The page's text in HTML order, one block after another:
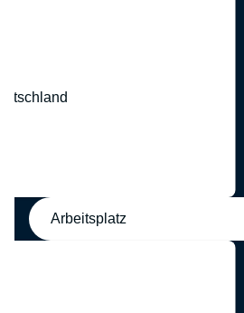
Arbeitsplatz